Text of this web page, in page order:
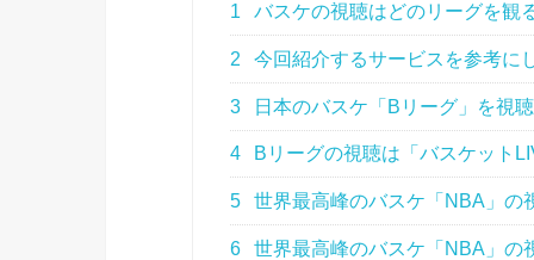
1 バスケの視聴はどのリーグを観
2 今回紹介するサービスを参考に
3 日本のバスケ「Bリーグ」を視
4 Bリーグの視聴は「バスケット
5 世界最高峰のバスケ「NBA」の
6 世界最高峰のバスケ「NBA」の